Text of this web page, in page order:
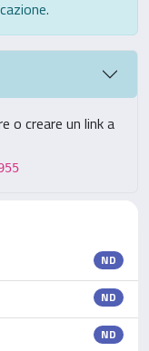
o creare un link a
ND
ND
ND